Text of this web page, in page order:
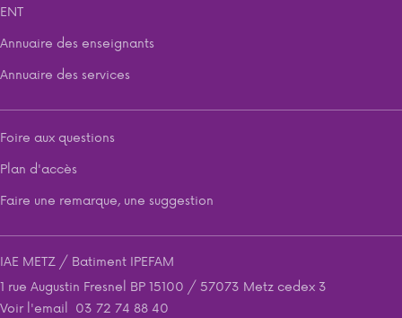
ENT
Annuaire des enseignants
Annuaire des services
Foire aux questions
Plan d'accès
Faire une remarque, une suggestion
IAE METZ / Batiment IPEFAM
1 rue Augustin Fresnel BP 15100 / 57073 Metz cedex 3
Voir l'email 03 72 74 88 40